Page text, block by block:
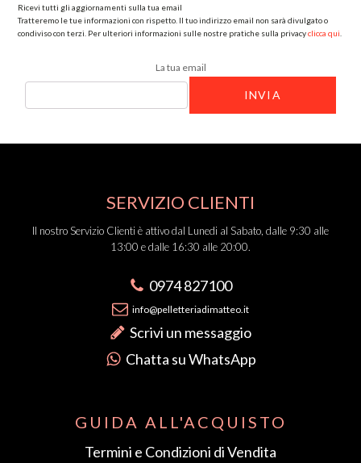
Ricevi tutti gli aggiornamenti sulla tua email
Tratteremo le tue informazioni con rispetto. Il tuo indirizzo email non sarà divulgato o
condiviso con terzi. Per ulteriori informazioni sulle nostre pratiche sulla privacyclicca qui
La tua email
SERVIZIO CLIENTI
Il nostro Servizio Clienti è attivo dal Lunedi al Sabato, dalle 9:30 alle
13:00 e dalle 16:30 alle 20:00.
0974 827100
info@pelletteriadimatteo.it
Scrivi un messaggio
Chatta su WhatsApp
GUIDA ALL'ACQUISTO
Termini e Condizioni di Vendita